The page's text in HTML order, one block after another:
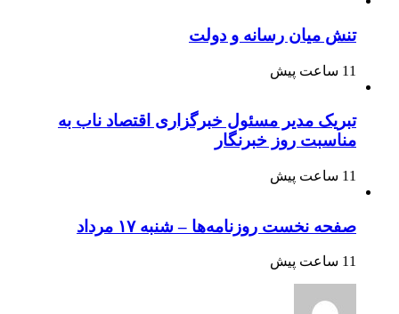
تنش میان رسانه و دولت
11 ساعت پیش
تبریک مدیر مسئول خبرگزاری اقتصاد ناب به
مناسبت روز خبرنگار
11 ساعت پیش
صفحه نخست روزنامه‌ها – شنبه ۱۷ مرداد
11 ساعت پیش